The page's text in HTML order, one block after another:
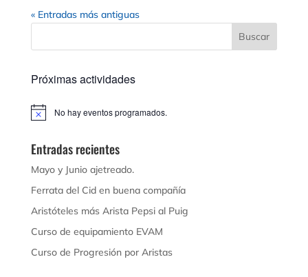
« Entradas más antiguas
Próximas actividades
Aviso No hay eventos programados.
Entradas recientes
Mayo y Junio ajetreado.
Ferrata del Cid en buena compañía
Aristóteles más Arista Pepsi al Puig
Curso de equipamiento EVAM
Curso de Progresión por Aristas